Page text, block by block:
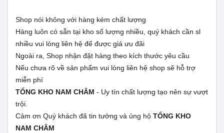
Shop nói không với hàng kém chất lượng
Hàng luôn có sẵn tại kho số lượng nhiều, quý khách cần sl
nhiều vui lòng liên hệ để được giá ưu đãi
Ngoài ra, Shop nhận đặt hàng theo kích thước yêu cầu
Nếu chưa rõ về sản phẩm vui lòng liên hệ shop sẽ hỗ trợ
miễn phí
TỔNG KHO NAM CHÂM - Uy tín chất lượng tạo nên sự vượt
trội.
Cảm ơn Quý khách đã tin tưởng và ủng hộ TỔNG KHO
NAM CHÂM